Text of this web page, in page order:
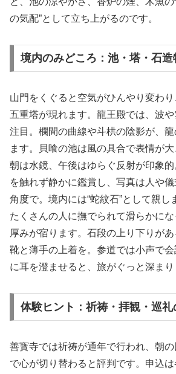
の気配”として立ち上がるのです。
境内のみどころ：池・塔・石
山門をくぐると空気がひんやり変わ
五重塔が現れます。龍王殿では、波
注目。欄間の曲線や斗栱の陰影が、
ます。貝喰の池は風の具合で表情が
朝は水鏡、午後はゆらぐ反射が印象
を触れず静かに鑑賞し、写真は人や
角度で。境内には“蛇紋石”として親し
たくさんの人に撫でられて滑らかに
厚みが宿ります。石段の上り下りが
靴と薄手の上着を。参道では小声で
に耳を澄ませると、旅がぐっと深まり
体験ヒント：祈祷・拝観・巡
善寳寺では祈祷が通年で行われ、朝
で心が切り替わると評判です。申込